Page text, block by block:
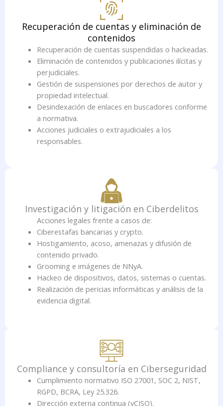
Recuperación de cuentas y eliminación de
contenidos
Recuperación de cuentas suspendidas o hackeadas.
Eliminación de contenidos y publicaciones ilícitas y
perjudiciales.
Gestión de suspensiones por derechos de autor y
propiedad intelectual.
Desindexación de enlaces en buscadores conforme
a normativa.
Acciones judiciales o extrajudiciales a los
responsables.
Investigación y litigación en Ciberdelitos
Acciones legales frente a casos de:
Ciberestafas bancarias y crypto.
Hostigamiento, acoso, amenazas y difusión de
contenido privado.
Grooming e imágenes de NNyA.
Hackeo de dispositivos, datos, sistemas o cuentas.
Realización de pericias informáticas y análisis de la
evidencia digital.
Compliance y consultoría en Ciberseguridad
Cumplimiento normativo ISO 27001, SOC 2, NIST,
RGPD, BCRA, Ley 25.326.
Dirección externa continua (vCISO).